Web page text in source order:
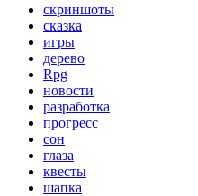
скриншоты
сказка
игры
дерево
Rpg
новости
разработка
прогресс
сон
глаза
квесты
шапка